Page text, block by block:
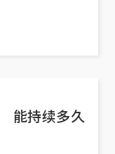
能持续多久